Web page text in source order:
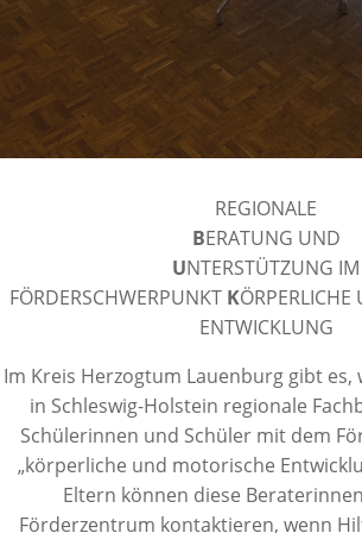
REGIONALE
BERATUNG UND
UNTERSTÜTZUNG IM
FÖRDERSCHWERPUNKT KÖRPERLICHE
ENTWICKLUNG
Im Kreis Herzogtum Lauenburg gibt es,
in Schleswig-Holstein regionale
Schülerinnen und Schüler mit dem
„körperliche und motorische
Eltern können diese
Förderzentrum kontaktieren, wenn